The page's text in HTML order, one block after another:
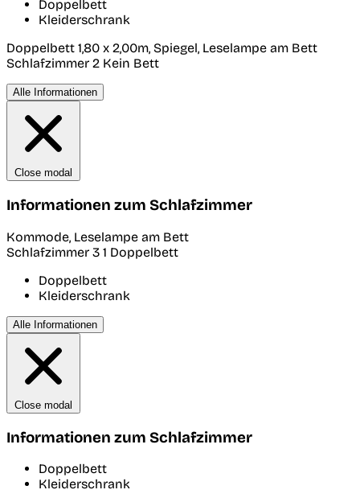
Doppelbett
Kleiderschrank
Doppelbett 1,80 x 2,00m, Spiegel, Leselampe am Bett
Schlafzimmer 2 Kein Bett
Alle Informationen
Close modal
Informationen zum Schlafzimmer
Kommode, Leselampe am Bett
Schlafzimmer 3 1 Doppelbett
Doppelbett
Kleiderschrank
Alle Informationen
Close modal
Informationen zum Schlafzimmer
Doppelbett
Kleiderschrank